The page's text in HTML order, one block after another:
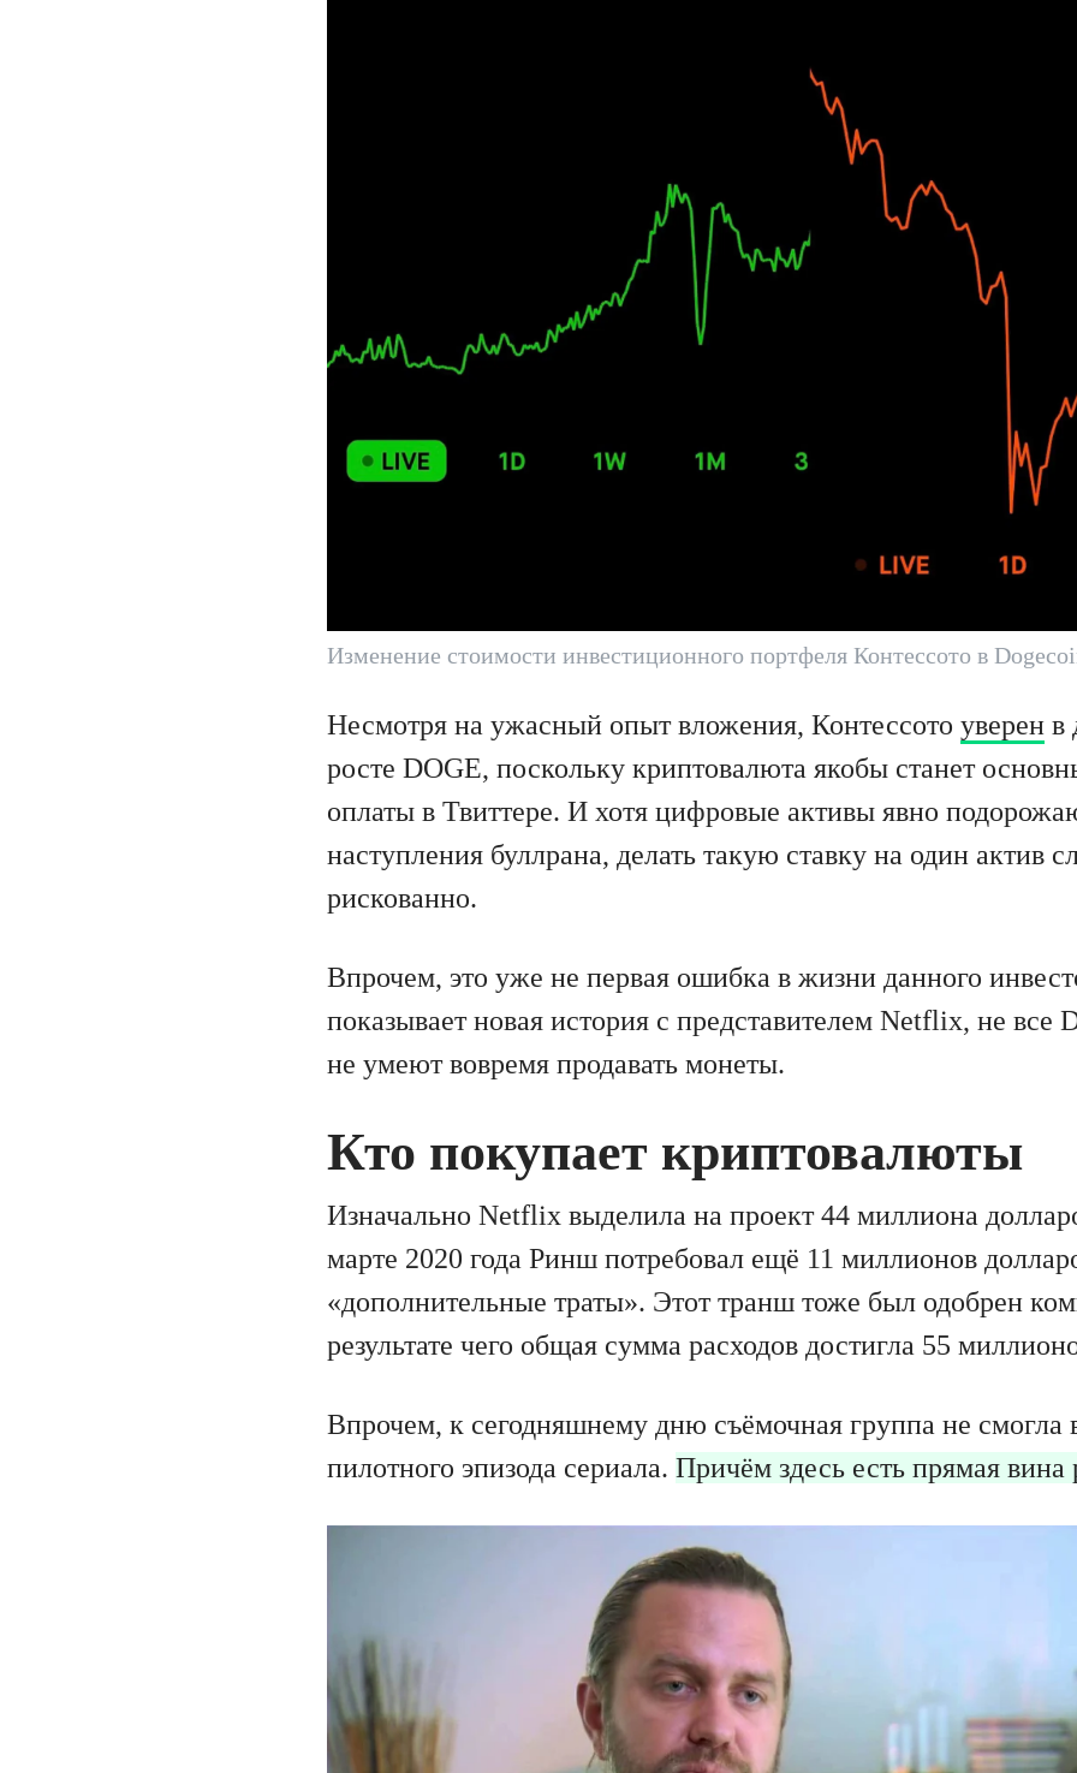
Изменение стоимости инвестиционного портфеля Контессото в
Несмотря на ужасный опыт вложения, Контессото уверен в
росте DOGE, поскольку криптовалюта якобы станет
оплаты в Твиттере. И хотя цифровые активы явно
наступления буллрана, делать такую ставку на один актив
рискованно.
Впрочем, это уже не первая ошибка в жизни данного
показывает новая история с представителем Netflix, не все
не умеют вовремя продавать монеты.
Кто покупает криптовалюты
Изначально Netflix выделила на проект 44 миллиона
марте 2020 года Ринш потребовал ещё 11 миллионов
«дополнительные траты». Этот транш тоже был одобрен
результате чего общая сумма расходов достигла 55
Впрочем, к сегодняшнему дню съёмочная группа не смогла
пилотного эпизода сериала. Причём здесь есть прямая вина